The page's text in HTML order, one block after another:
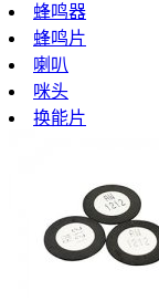
蜂鸣器
蜂鸣片
喇叭
咪头
换能片